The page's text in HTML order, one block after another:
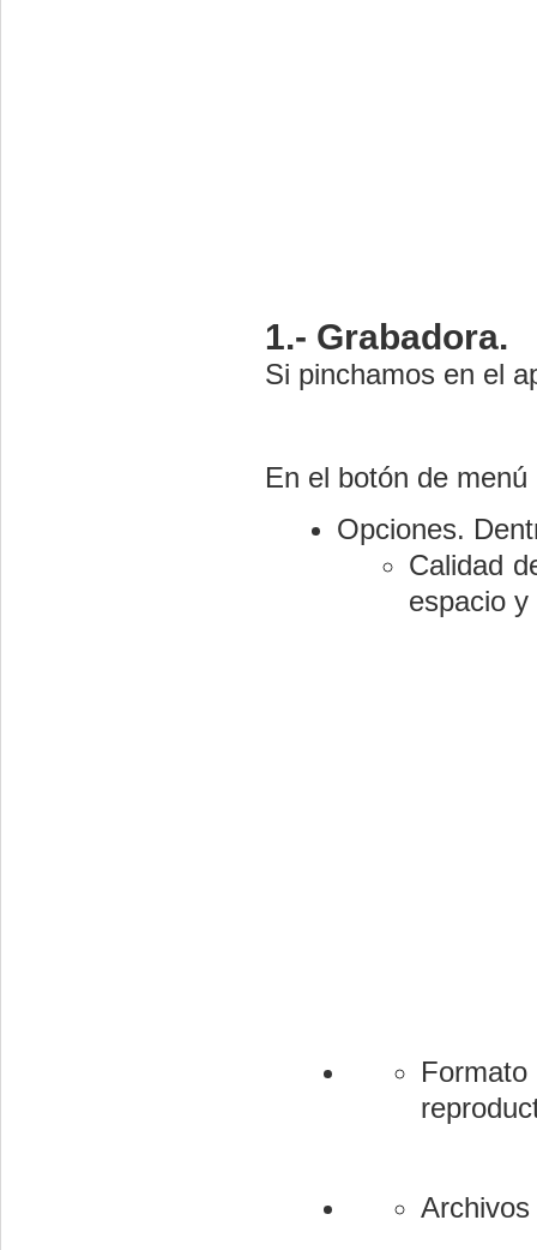
1.- Grabadora.
Si pinchamos en el
En el botón de
Opciones.
Calidad
espacio